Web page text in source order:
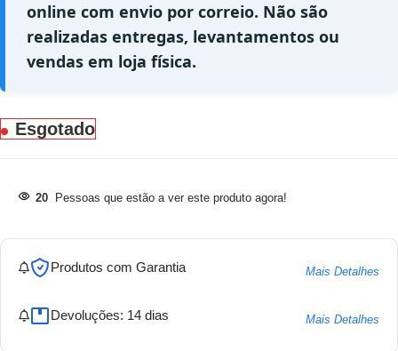
online com envio por correio. Não são
realizadas entregas, levantamentos ou
vendas em loja física.
Esgotado
20 Pessoas que estão a ver este produto agora!
Produtos com Garantia Mais Detalhes
Devoluções: 14 dias Mais Detalhes